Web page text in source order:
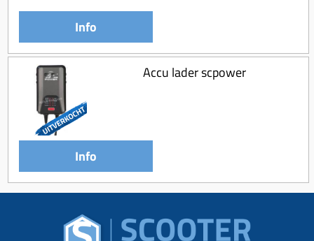
Info
Accu lader scpower
Info